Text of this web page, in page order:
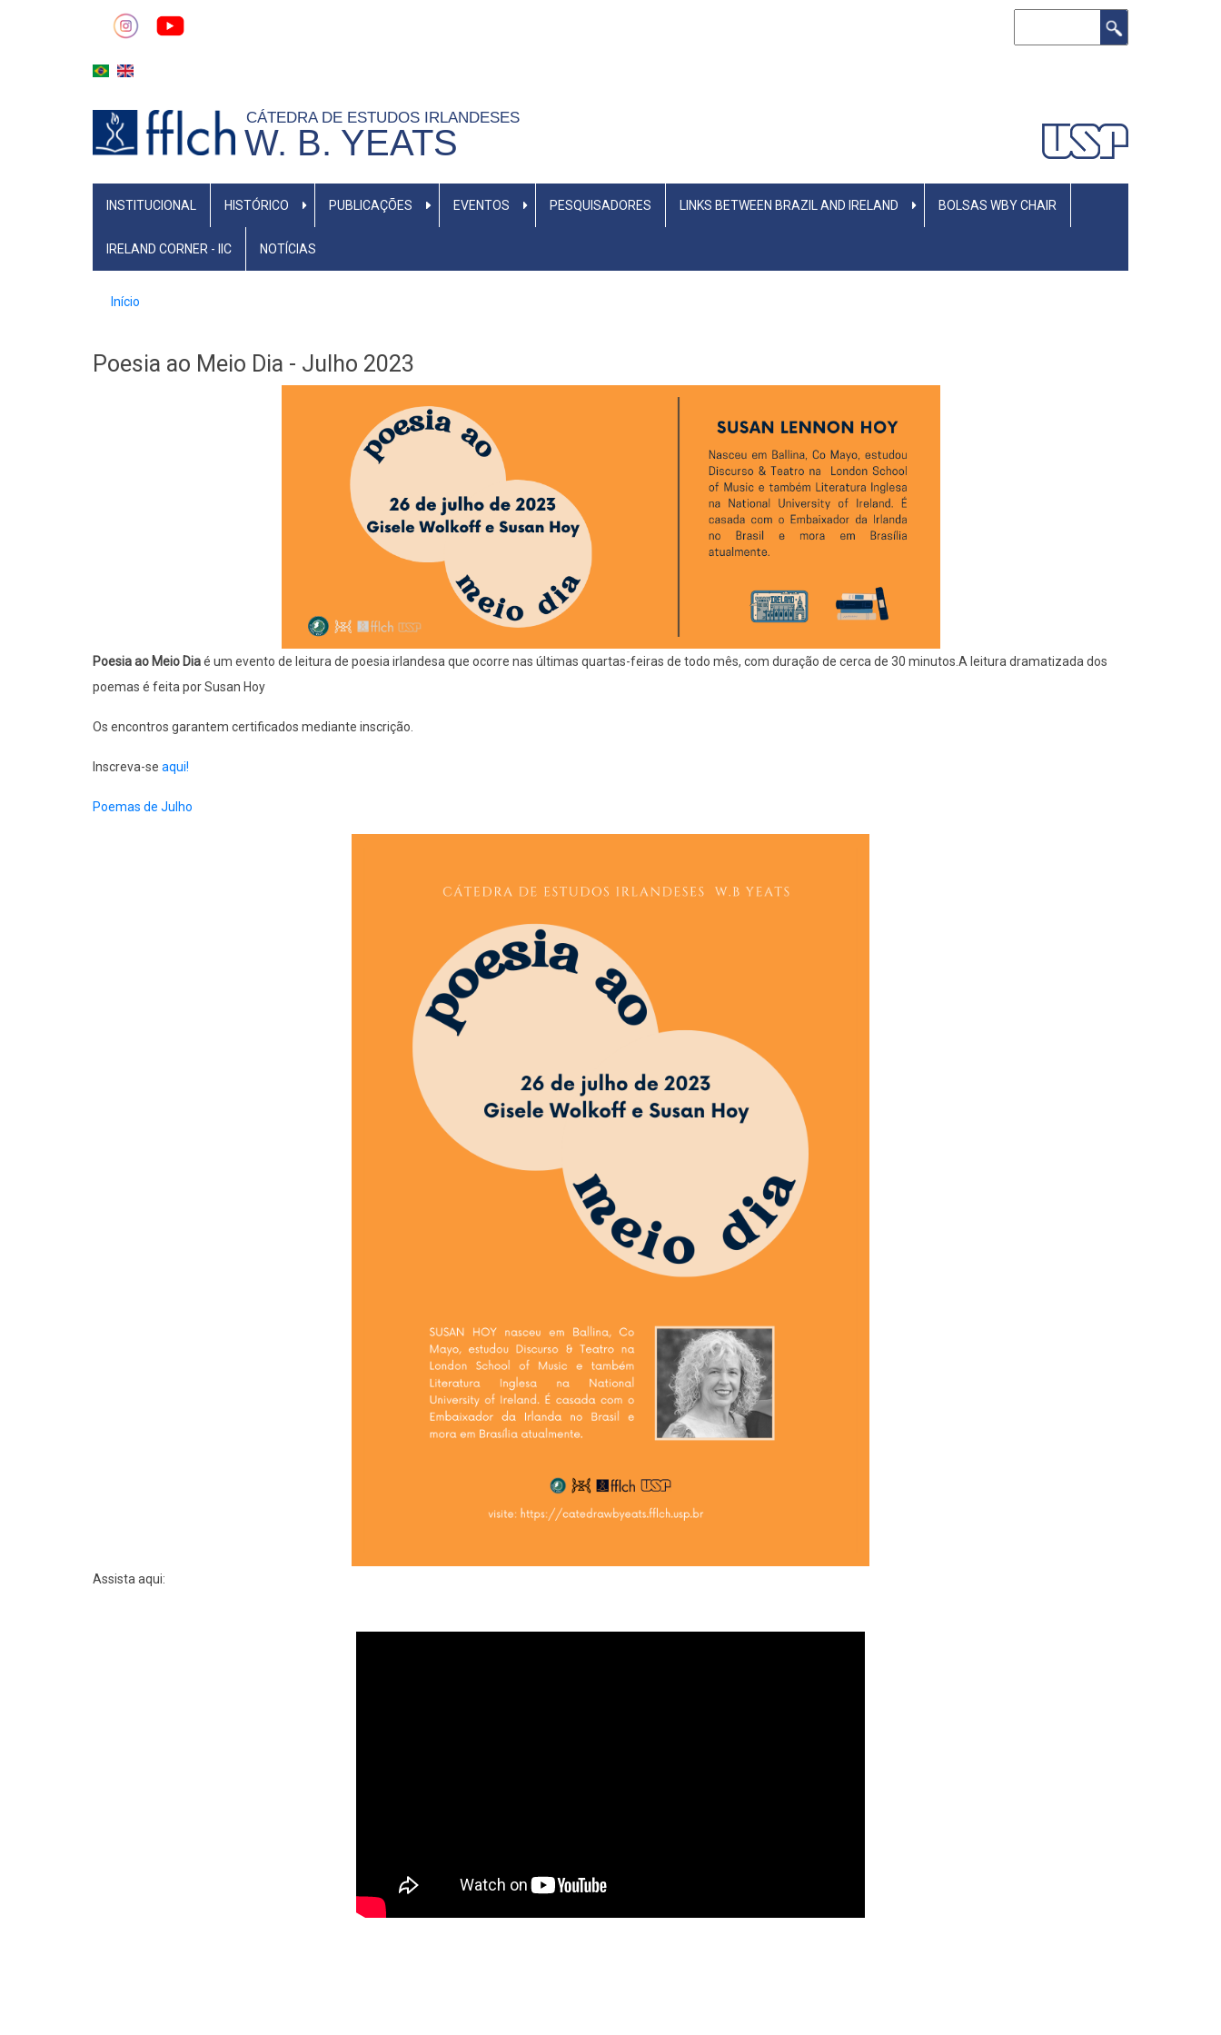
CÁTEDRA DE ESTUDOS IRLANDESES
W. B. YEATS
MAIN
INSTITUCIONAL HISTÓRICO PUBLICAÇÕES EVENTOS PESQUISADORES LINKS BETWEEN BRAZIL AND IRELAND BOLSAS WBY CHAIR
IRELAND CORNER - IIC NOTÍCIAS
Trilha
Início
Poesia ao Meio Dia - Julho 2023
Poesia ao Meio Diaé um evento de leitura de poesia irlandesa que ocorre nas últimas quartas-feiras de todo mês, com duração de cerca de 30 minutos.A leitura dramatizada dos
poemas é feita por Susan Hoy
Os encontros garantem certificados mediante inscrição.
Inscreva-se aqui!
Poemas de Julho
Assista aqui: